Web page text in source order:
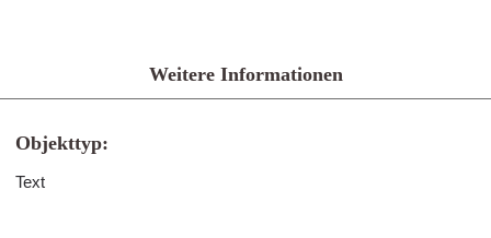
Weitere Informationen
Objekttyp:
Text